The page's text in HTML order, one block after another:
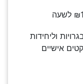
וליחידות
אישיים